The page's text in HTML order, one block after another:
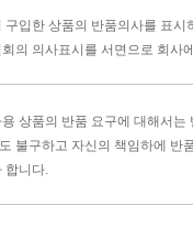
구입한 상품의 반품의사를 표
의 의사표시를 서면으로 회사
상품의 반품 요구에 대해서
불구하고 자신의 책임하에 반
합니다.